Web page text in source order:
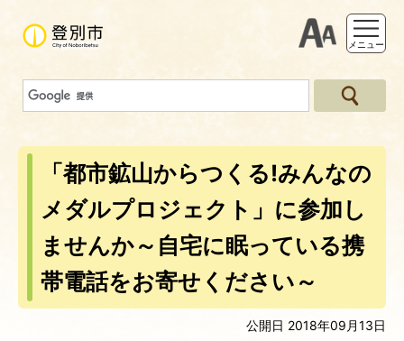
支援ツー
メニュー
「都市鉱山からつくる!みんなの
メダルプロジェクト」に参加し
ませんか～自宅に眠っている携
帯電話をお寄せください～
公開日 2018年09月13日